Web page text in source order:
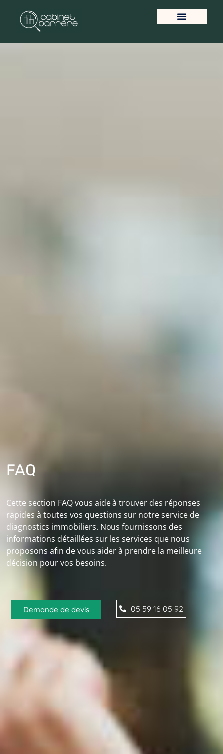
FAQ
Cette section FAQ vous aide à trouver des réponses
rapides à toutes vos questions sur notre service de
diagnostics immobiliers. Nous fournissons des
informations détaillées sur les services que nous
proposons afin de vous aider à prendre la meilleure
décision pour vos besoins.
Demande de devis 05 59 16 05 92